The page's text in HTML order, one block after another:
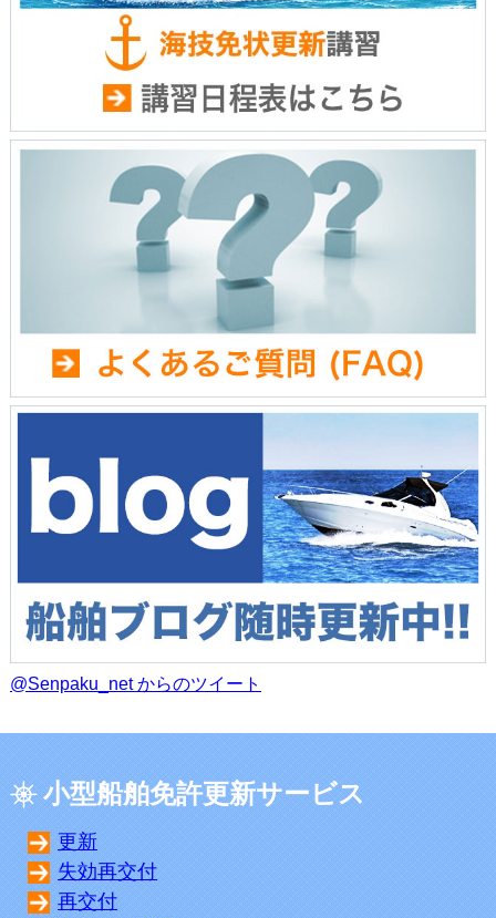
@Senpaku_net からのツイート
小型船舶免許更新サービス
更新
失効再交付
再交付